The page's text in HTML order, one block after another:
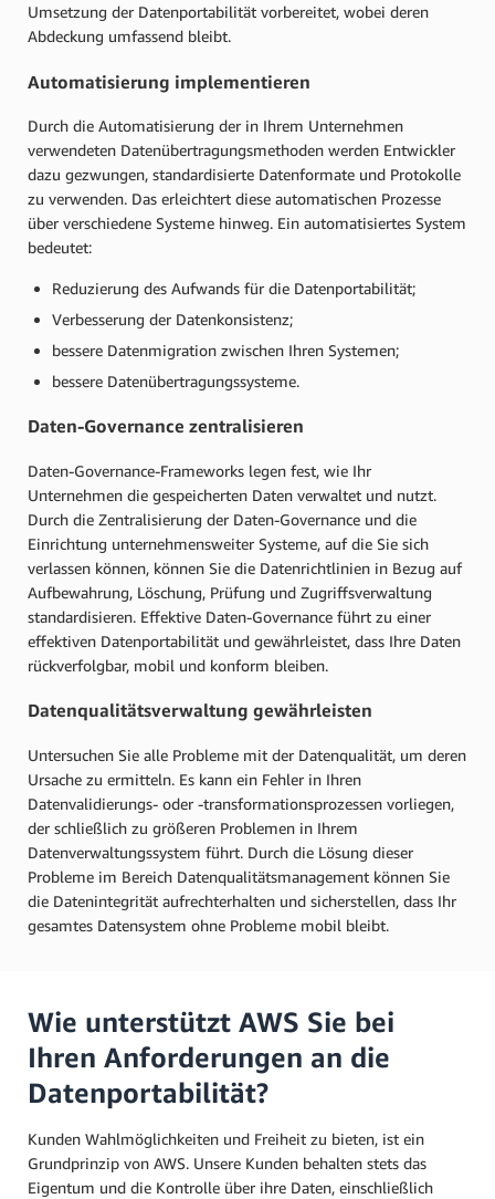
Umsetzung der Datenportabilität vorbereitet, wobei deren
Abdeckung umfassend bleibt.
Automatisierung implementieren
Durch die Automatisierung der in Ihrem Unternehmen
verwendeten Datenübertragungsmethoden werden Entwickler
dazu gezwungen, standardisierte Datenformate und Protokolle
zu verwenden. Das erleichtert diese automatischen Prozesse
über verschiedene Systeme hinweg. Ein automatisiertes System
bedeutet:
Reduzierung des Aufwands für die Datenportabilität;
Verbesserung der Datenkonsistenz;
bessere Datenmigration zwischen Ihren Systemen;
bessere Datenübertragungssysteme.
Daten-Governance zentralisieren
Daten-Governance-Frameworks legen fest, wie Ihr
Unternehmen die gespeicherten Daten verwaltet und nutzt.
Durch die Zentralisierung der Daten-Governance und die
Einrichtung unternehmensweiter Systeme, auf die Sie sich
verlassen können, können Sie die Datenrichtlinien in Bezug auf
Aufbewahrung, Löschung, Prüfung und Zugriffsverwaltung
standardisieren. Effektive Daten-Governance führt zu einer
effektiven Datenportabilität und gewährleistet, dass Ihre Daten
rückverfolgbar, mobil und konform bleiben.
Datenqualitätsverwaltung gewährleisten
Untersuchen Sie alle Probleme mit der Datenqualität, um deren
Ursache zu ermitteln. Es kann ein Fehler in Ihren
Datenvalidierungs- oder -transformationsprozessen vorliegen,
der schließlich zu größeren Problemen in Ihrem
Datenverwaltungssystem führt. Durch die Lösung dieser
Probleme im Bereich Datenqualitätsmanagement können Sie
die Datenintegrität aufrechterhalten und sicherstellen, dass Ihr
gesamtes Datensystem ohne Probleme mobil bleibt.
Wie unterstützt AWS Sie bei
Ihren Anforderungen an die
Datenportabilität?
Kunden Wahlmöglichkeiten und Freiheit zu bieten, ist ein
Grundprinzip von AWS. Unsere Kunden behalten stets das
Eigentum und die Kontrolle über ihre Daten, einschließlich